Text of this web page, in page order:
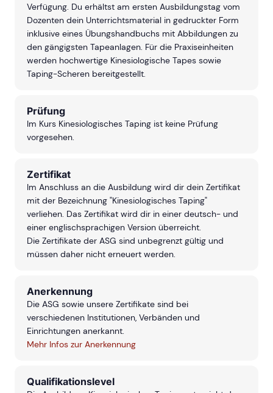
Verfügung. Du erhältst am ersten Ausbildungstag vom
Dozenten dein Unterrichtsmaterial in gedruckter Form
inklusive eines Übungshandbuchs mit Abbildungen zu
den gängigsten Tapeanlagen. Für die Praxiseinheiten
werden hochwertige Kinesiologische Tapes sowie
Taping-Scheren bereitgestellt.
Prüfung
Im Kurs Kinesiologisches Taping ist keine Prüfung
vorgesehen.
Zertifikat
Im Anschluss an die Ausbildung wird dir dein Zertifikat
mit der Bezeichnung "Kinesiologisches Taping"
verliehen. Das Zertifikat wird dir in einer deutsch- und
einer englischsprachigen Version überreicht.
Die Zertifikate der ASG sind unbegrenzt gültig und
müssen daher nicht erneuert werden.
Anerkennung
Die ASG sowie unsere Zertifikate sind bei
verschiedenen Institutionen, Verbänden und
Einrichtungen anerkannt.
Mehr Infos zur Anerkennung
Qualifikationslevel